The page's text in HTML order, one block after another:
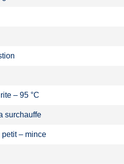
– 95 °C
surchauffe
– mince